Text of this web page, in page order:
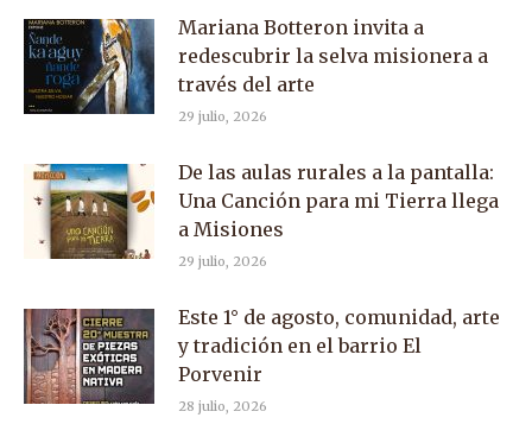
Mariana Botteron invita a
redescubrir la selva misionera a
través del arte
29 julio, 2026
De las aulas rurales a la pantalla:
Una Canción para mi Tierra llega
a Misiones
29 julio, 2026
Este 1° de agosto, comunidad, arte
y tradición en el barrio El
Porvenir
28 julio, 2026